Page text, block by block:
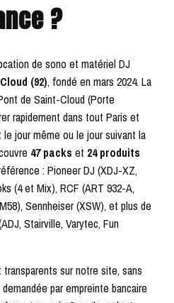
?
de sono et matériel DJ
(92), fondé en mars 2024. La
de Saint-Cloud (Porte
rapidement dans tout Paris et
jour même ou le jour suivant la
47 packs et 24 produits
: Pioneer DJ (XDJ-XZ,
(4 et Mix), RCF (ART 932-A,
Sennheiser (XSW), et plus de
Stairville, Varytec, Fun
sur notre site, sans
par empreinte bancaire